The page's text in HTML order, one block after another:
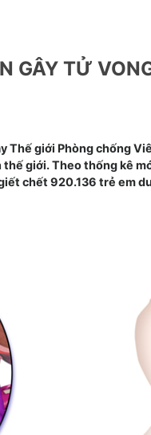
GÂY TỬ
Thế giới Phòng chống
giới. Theo thống kê
chết 920.136 trẻ em